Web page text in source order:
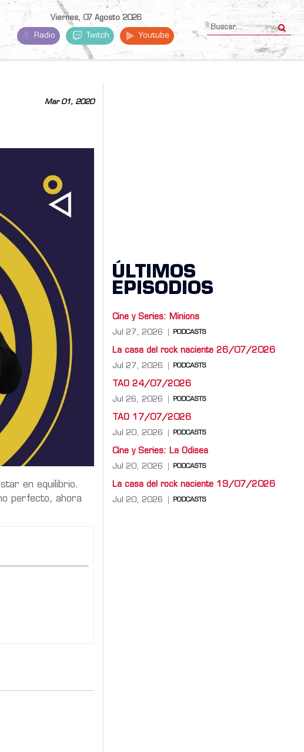
Viernes, 07 Agosto 2026
Radio Twitch Youtube
Mar 01, 2020
en equilibrio.
perfecto, ahora
ÚLTIMOS
EPISODIOS
Cine y Series: Minions
Jul 27, 2026 PODCASTS
La casa del rock naciente 26/07/2026
Jul 27, 2026 PODCASTS
TAO 24/07/2026
Jul 26, 2026 PODCASTS
TAO 17/07/2026
Jul 20, 2026 PODCASTS
Cine y Series: La Odisea
Jul 20, 2026 PODCASTS
La casa del rock naciente 19/07/2026
Jul 20, 2026 PODCASTS